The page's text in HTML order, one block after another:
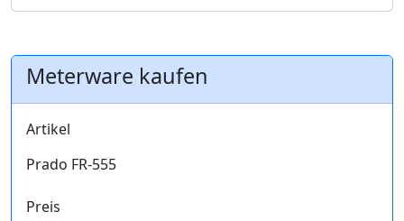
Meterware kaufen
Artikel
Prado FR-555
Preis